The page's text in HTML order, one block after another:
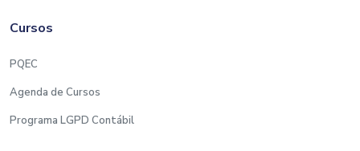
Cursos
PQEC
Agenda de Cursos
Programa LGPD Contábil